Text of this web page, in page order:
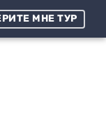
МНЕ ТУР